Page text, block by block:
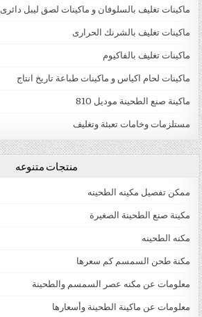
ماكينات تغليف بالسلوفان و ماكينات لصق ليبل دائرى
ماكينات تغليف بالشرنك الحرارى
ماكينات تغليف بالفاكيوم
ماكينات لحام اكياس و ماكينات طباعة تاريخ انتاج
ماكينة صنع الطحينة موديل 810
مستلزمات وخامات تعبئة وتغليف
منتجات متنوعه
ممكن تفصيل مكينه الطحينه
مكينة صنع الطحينة الصغيرة
مكنه الطحينه
مكنة طحن السمسم كم سعرها
معلومات عن مكنه عصر السمسم والطحينة
معلومات عن ماكينة الطحينة وأسعارها